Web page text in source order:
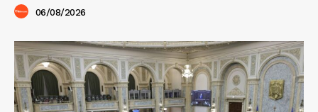
06/08/2026